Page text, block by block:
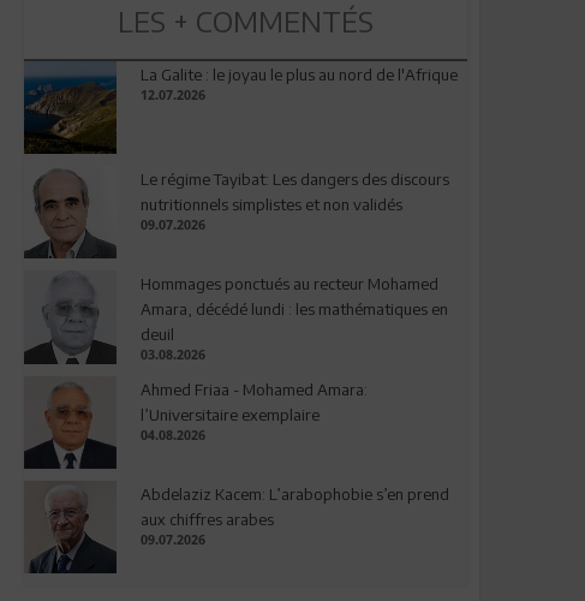
LES + COMMENTÉS
La Galite : le joyau le plus au nord de l'Afrique
12.07.2026
Le régime Tayibat: Les dangers des discours
nutritionnels simplistes et non validés
09.07.2026
Hommages ponctués au recteur Mohamed
Amara, décédé lundi : les mathématiques en
deuil
03.08.2026
Ahmed Friaa - Mohamed Amara:
l’Universitaire exemplaire
04.08.2026
Abdelaziz Kacem: L’arabophobie s’en prend
aux chiffres arabes
09.07.2026